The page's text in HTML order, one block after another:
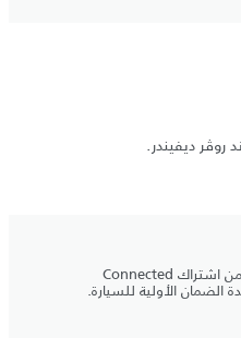
تشكل بعض الميزات المضمّنة جزءًا من اشتراك Connected